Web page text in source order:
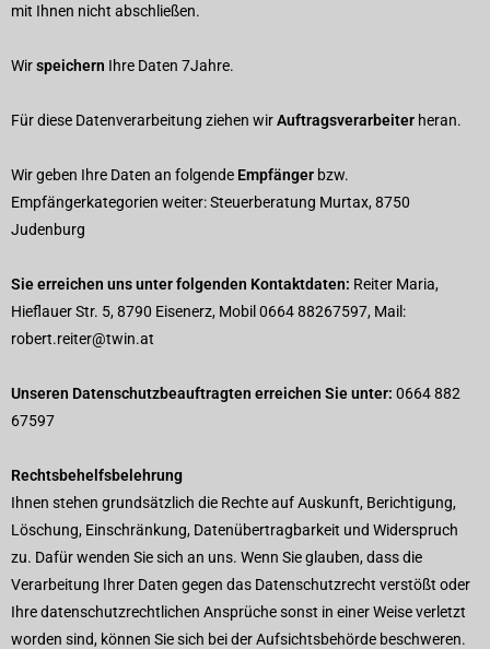
mit Ihnen nicht abschließen.
Wirspeichern Ihre Daten 7Jahre.
Für diese Datenverarbeitung ziehen wirAuftragsverarbeiter heran.
Wir geben Ihre Daten an folgende Empfänger bzw.
Empfängerkategorien weiter: Steuerberatung Murtax, 8750
Judenburg
Sie erreichen uns unter folgenden Kontaktdaten: Reiter Maria,
Hieflauer Str. 5, 8790 Eisenerz, Mobil 0664 88267597, Mail:
robert.reiter@twin.at
Unseren Datenschutzbeauftragten erreichen Sie unter: 0664 882
67597
Rechtsbehelfsbelehrung
Ihnen stehen grundsätzlich die Rechte auf Auskunft, Berichtigung,
Löschung, Einschränkung, Datenübertragbarkeit und Widerspruch
zu. Dafür wenden Sie sich an uns. Wenn Sie glauben, dass die
Verarbeitung Ihrer Daten gegen das Datenschutzrecht verstößt oder
Ihre datenschutzrechtlichen Ansprüche sonst in einer Weise verletzt
worden sind, können Sie sich bei der Aufsichtsbehörde beschweren.